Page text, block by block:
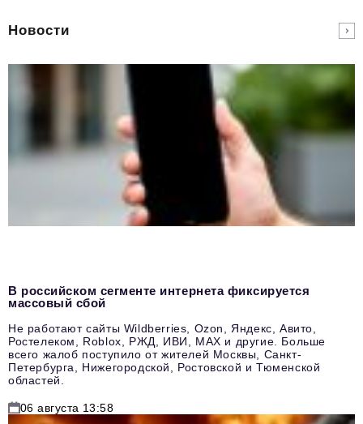
Новости
В российском сегменте интернета фиксируется
массовый сбой
Не работают сайты Wildberries, Ozon, Яндекс, Авито,
Ростелеком, Roblox, РЖД, ИВИ, MAX и другие. Больше
всего жалоб поступило от жителей Москвы, Санкт-
Петербурга, Нижегородской, Ростовской и Тюменской
областей.
06 августа 13:58